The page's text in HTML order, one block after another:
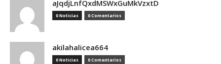
aJqdjLnfQxdMSWxGuMkVzxtD
0 Noticias 0 Comentarios
akilahalicea664
0 Noticias 0 Comentarios